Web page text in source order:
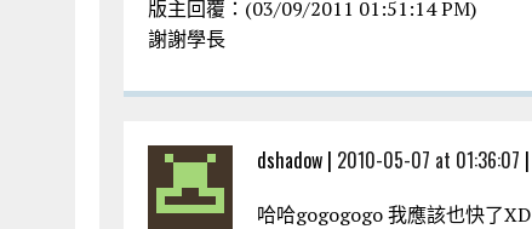
版主回覆：(03/09/2011 01:51:14 PM)
謝謝學長
dshadow | 2010-05-07 at 01:36:07 |
哈哈gogogogo 我應該也快了XD